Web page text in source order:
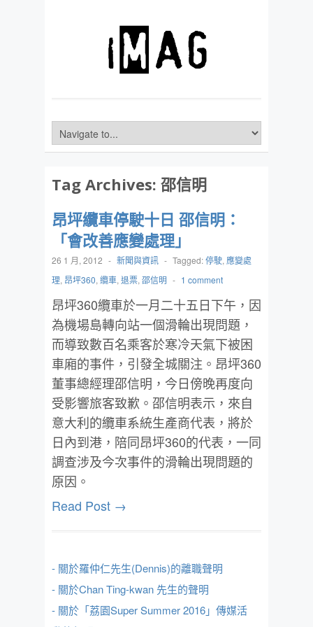
Tag Archives: 邵信明
昂坪纜車停駛十日 邵信明：
「會改善應變處理」
26 1 月, 2012 - 新聞與資訊 - Tagged:停駛, 應變處
理, 昂坪360, 纜車, 退票, 邵信明 - 1 comment
昂坪360纜車於一月二十五日下午，因
為機場島轉向站一個滑輪出現問題，
而導致數百名乘客於寒冷天氣下被困
車廂的事件，引發全城關注。昂坪360
董事總經理邵信明，今日傍晚再度向
受影響旅客致歉。邵信明表示，來自
意大利的纜車系統生產商代表，將於
日內到港，陪同昂坪360的代表，一同
調查涉及今次事件的滑輪出現問題的
原因。
Read Post →
- 關於羅仲仁先生(Dennis)的離職聲明
- 關於Chan Ting-kwan 先生的聲明
- 關於「荔園Super Summer 2016」傳媒活